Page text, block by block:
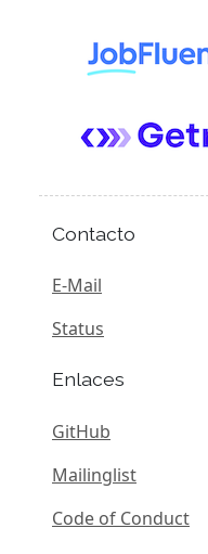
Contacto
E-Mail
Status
Enlaces
GitHub
Mailinglist
Code of Conduct